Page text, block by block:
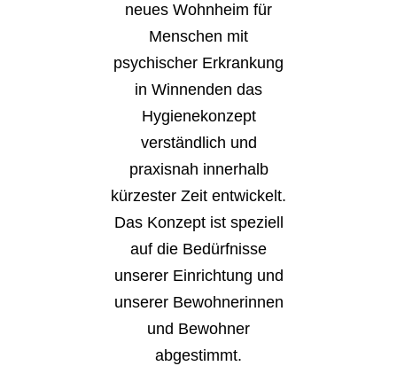
neues Wohnheim für
Menschen mit
psychischer Erkrankung
in Winnenden das
Hygienekonzept
verständlich und
praxisnah innerhalb
kürzester Zeit entwickelt.
Das Konzept ist speziell
auf die Bedürfnisse
unserer Einrichtung und
unserer Bewohnerinnen
und Bewohner
abgestimmt.